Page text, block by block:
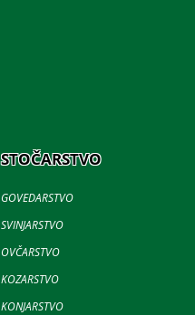
STOČARSTVO
GOVEDARSTVO
SVINJARSTVO
OVČARSTVO
KOZARSTVO
KONJARSTVO